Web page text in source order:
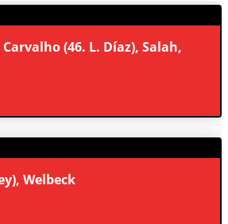
(46. L. Díaz), Salah,
Welbeck